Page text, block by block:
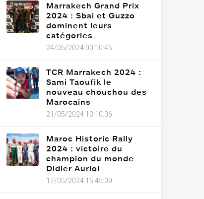
Marrakech Grand Prix
2024 : Sbai et Guzzo
dominent leurs
catégories
24/05/2024 00:10:45
TCR Marrakech 2024 :
Sami Taoufik le
nouveau chouchou des
Marocains
21/05/2024 13:10:36
Maroc Historic Rally
2024 : victoire du
champion du monde
Didier Auriol
17/05/2024 15:45:09